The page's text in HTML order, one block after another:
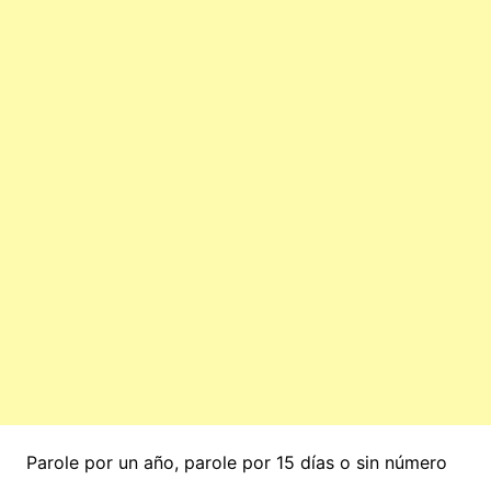
Parole por un año, parole por 15 días o sin número